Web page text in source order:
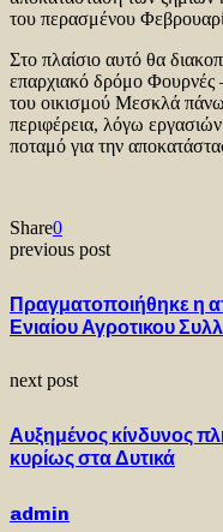
του περασμένου
Στο πλαίσιο αυτό θα
επαρχιακό δρόμο
του οικισμού Μεσκλά
περιφέρεια, λόγω
ποταμό για την
Share0
previous post
Πραγματοποιήθηκε η
Ενιαίου Αγροτικου
next post
Αυξημένος κίνδυνος
κυρίως στα Δυτικά
admin